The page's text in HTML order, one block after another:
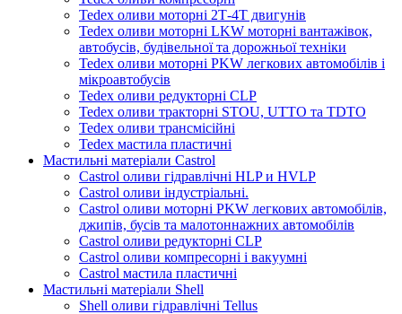
Tedex оливи моторні 2Т-4Т двигунів
Tedex оливи моторні LKW моторні вантажівок,
автобусів, будівельної та дорожньої техніки
Tedex оливи моторні PKW легкових автомобілів і
мікроавтобусів
Tedex оливи редукторні CLP
Tedex оливи тракторні STOU, UTTO та TDTO
Tedex оливи трансмісійні
Tedex мастила пластичні
Мастильні матеріали Castrol
Castrol оливи гідравлічні HLP и HVLP
Castrol оливи індустріальні.
Castrol оливи моторні PKW легкових автомобілів,
джипів, бусів та малотоннажних автомобілів
Castrol оливи редукторні CLP
Castrol оливи компресорні і вакуумні
Castrol мастила пластичні
Мастильні матеріали Shell
Shell оливи гідравлічні Tellus